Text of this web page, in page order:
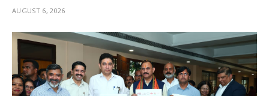
AUGUST 6, 2026